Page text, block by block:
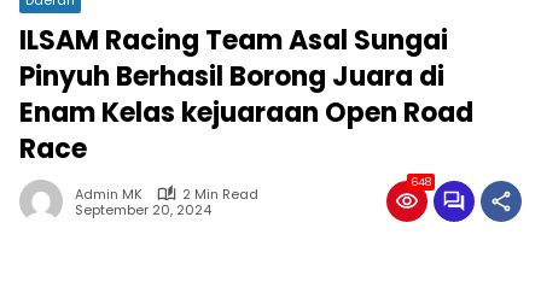
ILSAM Racing Team Asal Sungai
Pinyuh Berhasil Borong Juara di
Enam Kelas kejuaraan Open Road
Race
Admin MK
2 Min Read
September 20, 2024
648